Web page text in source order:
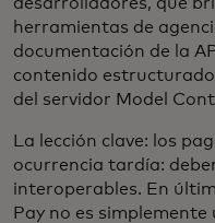
herramientas de
documentación de la
contenido
del servidor Model
La lección clave: los
ocurrencia tardía:
interoperables. En
Pay no es